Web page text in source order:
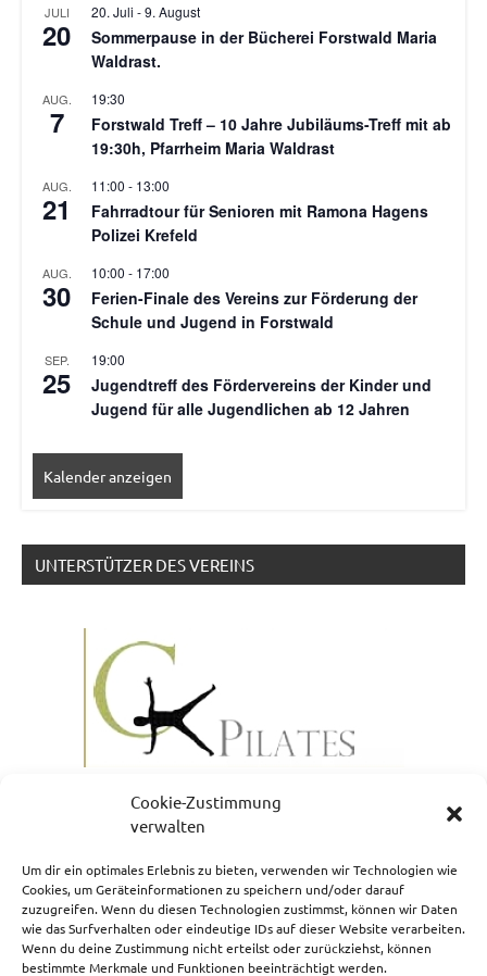
Cookie-Zustimmung
verwalten
Um dir ein optimales Erlebnis zu bieten, verwenden wir Technologien wie
Cookies, um Geräteinformationen zu speichern und/oder darauf
zuzugreifen. Wenn du diesen Technologien zustimmst, können wir Daten
wie das Surfverhalten oder eindeutige IDs auf dieser Website verarbeiten.
Wenn du deine Zustimmung nicht erteilst oder zurückziehst, können
bestimmte Merkmale und Funktionen beeinträchtigt werden.
JULI
20
20. Juli -9. August
Sommerpause in der Bücherei Forstwald Maria
Waldrast.
AUG.
7
19:30
Forstwald Treff – 10 Jahre Jubiläums-Treff mit ab
19:30h, Pfarrheim Maria Waldrast
AUG.
21
11:00 - 13:00
Fahrradtour für Senioren mit Ramona Hagens
Polizei Krefeld
AUG.
30
10:00 - 17:00
Ferien-Finale des Vereins zur Förderung der
Schule und Jugend in Forstwald
SEP.
25
19:00
Jugendtreff des Fördervereins der Kinder und
Jugend für alle Jugendlichen ab 12 Jahren
Kalender anzeigen
UNTERSTÜTZER DES VEREINS
NEWSLETTERANMELDUNG